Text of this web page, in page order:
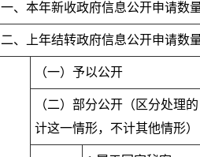
一、本年新收政府信息公开申请数
二、上年结转政府信息公开申请数
（一）予以公开
（二）部分公开（区分处理的
计这一情形，不计其他情形）